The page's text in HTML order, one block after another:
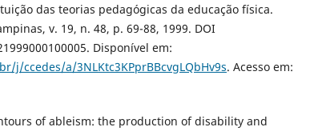
das teorias pedagógicas da educação física.
v. 19, n. 48, p. 69-88, 1999. DOI
Disponível em:
j/ccedes/a/3NLKtc3KPprBBcvgLQbHv9s. Acesso em:
of ableism: the production of disability and